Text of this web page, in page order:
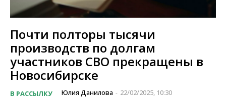
Почти полторы тысячи
производств по долгам
участников СВО прекращены в
Новосибирске
В РАССЫЛКУ Юлия Данилова - 22/02/2025, 10:30